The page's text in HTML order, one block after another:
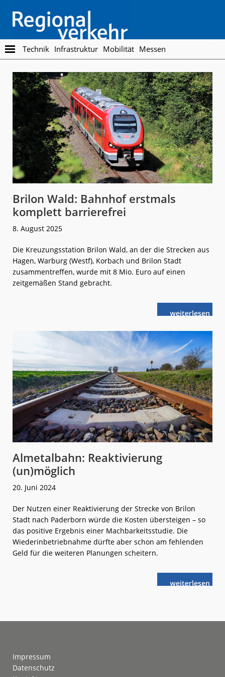
main
content
footer
Regionalverkehr
Die
Fachzeitschrift
den
Öffentlichen
Personennahverkehr
Technik Infrastruktur Mobilität Messen
Brilon Wald: Bahnhof erstmals
komplett barrierefrei
8. August 2025
Die Kreuzungsstation Brilon Wald, an der die Strecken aus
Hagen, Warburg (Westf), Korbach und Brilon Stadt
zusammentreffen, wurde mit 8 Mio. Euro auf einen
zeitgemäßen Stand gebracht.
weiterlese
nBrilon
erstmals
komplett
barrierefrei
Almetalbahn: Reaktivierung
(un)möglich
20. Juni 2024
Der Nutzen einer Reaktivierung der Strecke von Brilon
Stadt nach Paderborn würde die Kosten übersteigen – so
das positive Ergebnis einer Machbarkeitsstudie. Die
Wiederinbetriebnahme dürfte aber schon am fehlenden
Geld für die weiteren Planungen scheitern.
weiterlese
nAlmetalbahn:
Impressum
Datenschutz